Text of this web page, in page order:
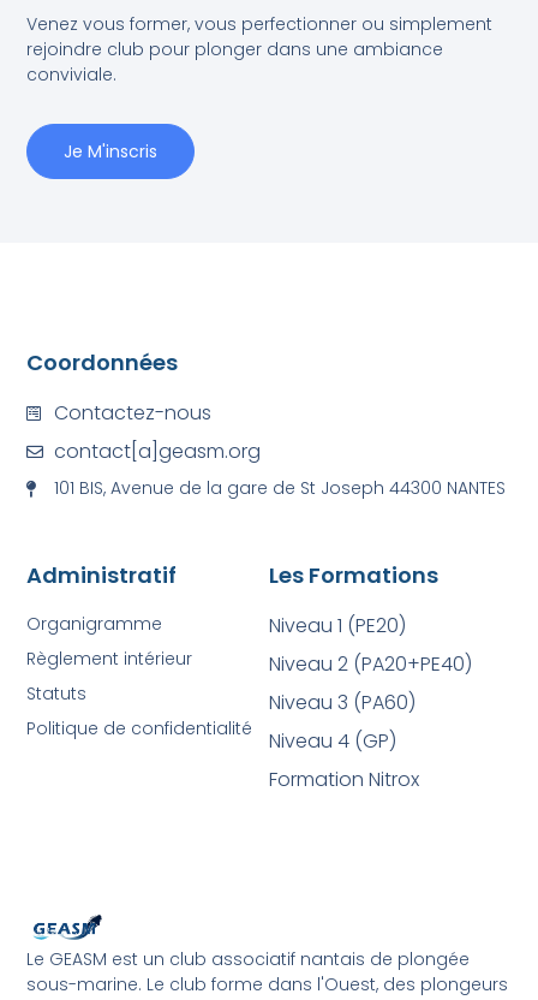
Venez vous former, vous perfectionner ou simplement
rejoindre club pour plonger dans une ambiance
conviviale.
Je M'inscris
Le GEASM est un club associatif nantais de plongée
sous-marine. Le club forme dans l'Ouest, des plongeurs
Les Formations
Niveau 1 (PE20)
Niveau 2 (PA20+PE40)
Niveau 3 (PA60)
Niveau 4 (GP)
Formation Nitrox
Administratif
Organigramme
Règlement intérieur
Statuts
Politique de confidentialité
Coordonnées
Contactez-nous
contact[a]geasm.org
101 BIS, Avenue de la gare de St Joseph 44300 NANTES